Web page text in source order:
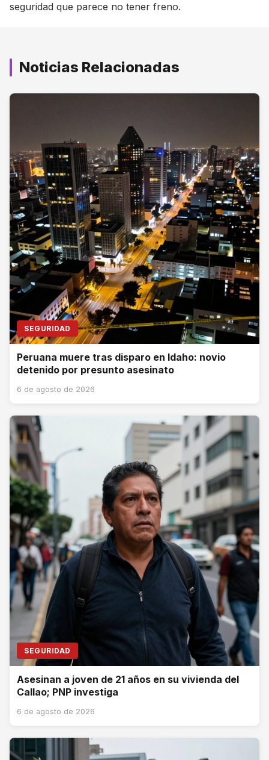
seguridad que parece no tener freno.
Noticias Relacionadas
SEGURIDAD
Peruana muere tras disparo en Idaho: novio
detenido por presunto asesinato
6 de agosto de 2026
SEGURIDAD
Asesinan a joven de 21 años en su vivienda del
Callao; PNP investiga
6 de agosto de 2026